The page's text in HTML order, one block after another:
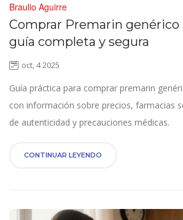
Braulio Aguirre
Comprar Premarin genérico
guía completa y segura
oct, 4 2025
Guía práctica para comprar premarin
con información sobre precios, farmacias
de autenticidad y precauciones médicas.
CONTINUAR LEYENDO